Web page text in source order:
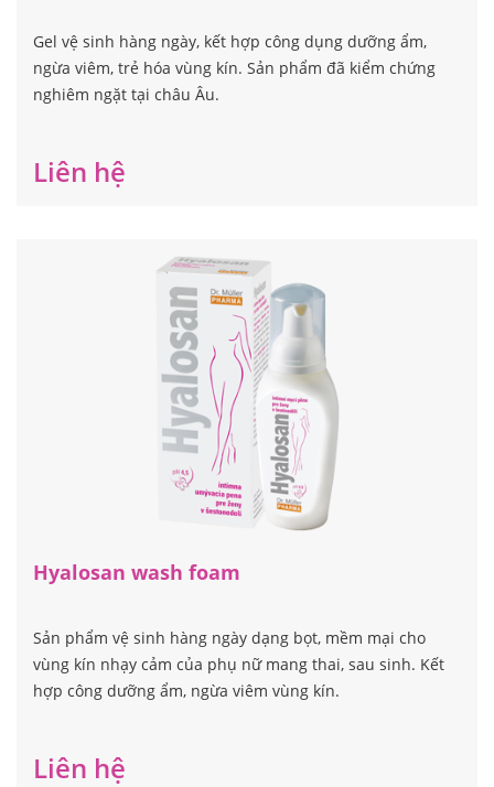
Gel vệ sinh hàng ngày, kết hợp công dụng dưỡng ẩm,
ngừa viêm, trẻ hóa vùng kín. Sản phẩm đã kiểm chứng
nghiêm ngặt tại châu Âu.
Liên hệ
Hyalosan wash foam
Sản phẩm vệ sinh hàng ngày dạng bọt, mềm mại cho
vùng kín nhạy cảm của phụ nữ mang thai, sau sinh. Kết
hợp công dưỡng ẩm, ngừa viêm vùng kín.
Liên hệ